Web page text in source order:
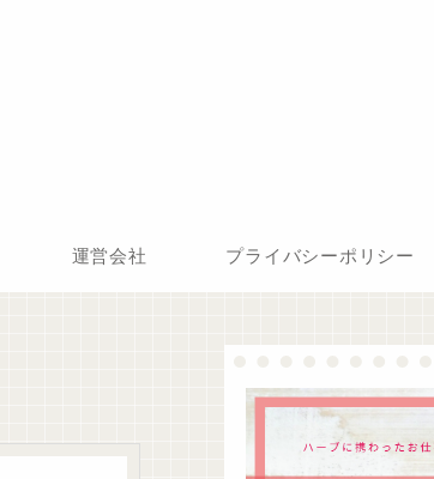
運営会社 プライバシーポリシー